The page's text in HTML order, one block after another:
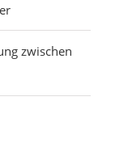
zwischen